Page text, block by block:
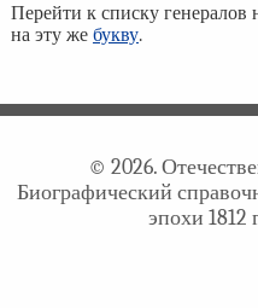
Перейти к списку генералов
на эту же букву.
© 2026.
Биографический
эпохи 1812